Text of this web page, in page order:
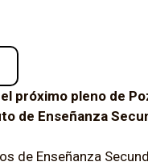
próximo pleno de
de Enseñanza
de Enseñanza